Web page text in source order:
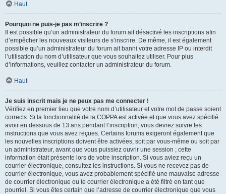
Haut
Pourquoi ne puis-je pas m’inscrire ?
Il est possible qu’un administrateur du forum ait désactivé les inscriptions afin
d’empêcher les nouveaux visiteurs de s’inscrire. De même, il est également
possible qu’un administrateur du forum ait banni votre adresse IP ou interdit
l’utilisation du nom d’utilisateur que vous souhaitez utiliser. Pour plus
d’informations, veuillez contacter un administrateur du forum.
Haut
Je suis inscrit mais je ne peux pas me connecter !
Vérifiez en premier lieu que votre nom d’utilisateur et votre mot de passe soient
corrects. Si la fonctionnalité de la COPPA est activée et que vous avez spécifié
avoir en dessous de 13 ans pendant l’inscription, vous devrez suivre les
instructions que vous avez reçues. Certains forums exigeront également que
les nouvelles inscriptions doivent être activées, soit par vous-même ou soit par
un administrateur, avant que vous puissiez ouvrir une session ; cette
information était présente lors de votre inscription. Si vous aviez reçu un
courrier électronique, consultez les instructions. Si vous ne recevez pas de
courrier électronique, vous avez probablement spécifié une mauvaise adresse
de courrier électronique ou le courrier électronique a été filtré en tant que
pourriel. Si vous êtes certain que l’adresse de courrier électronique que vous